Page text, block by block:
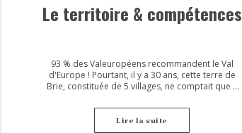
Le territoire & compétences
93 % des Valeuropéens recommandent le Val
d'Europe ! Pourtant, il y a 30 ans, cette terre de
Brie, constituée de 5 villages, ne comptait que 4
territoire, signée le 24 mars 1987 entre l'État, la
Walt Disney Company, le Département de Seine-
Lire la suite